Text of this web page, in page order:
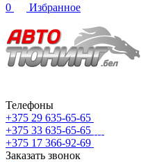
0
Избранное
Телефоны
+375 29 635-65-65
+375 33 635-65-65
+375 17 366-92-69
Заказать звонок